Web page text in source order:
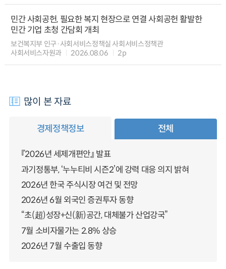
민간 사회공헌, 필요한 복지 현장으로 연결 사회공헌 활발한
민간 기업 초청 간담회 개최
보건복지부 인구·사회서비스정책실 사회서비스정책관
사회서비스자원과
2026.08.06 2p
많이 본 자료
경제정책정보 전체
『2026년 세제개편안』 발표
과기정통부, ‘누누티비 시즌2’에 강력 대응 의지 밝혀
2026년 한국 주식시장 여건 및 전망
2026년 6월 외국인 증권투자 동향
“초(超)성장+신(新)공간, 대체불가 산업강국”
7월 소비자물가는 2.8% 상승
2026년 7월 수출입 동향